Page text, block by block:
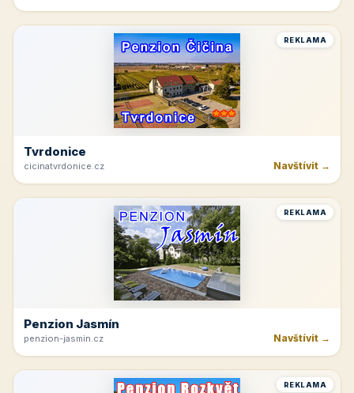
REKLAMA
Tvrdonice
cicinatvrdonice.cz Navštívit →
REKLAMA
Penzion Jasmín
penzion-jasmin.cz Navštívit →
REKLAMA